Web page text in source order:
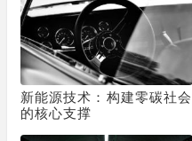
新能源技术：构建零碳社会
的核心支撑